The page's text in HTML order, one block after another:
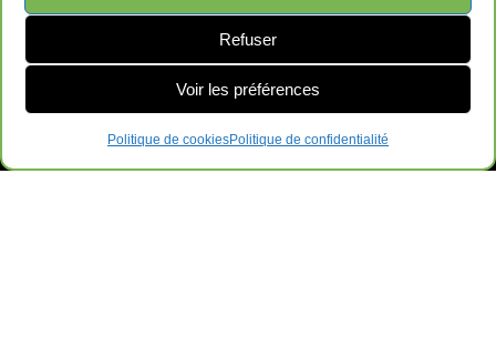
Refuser
Voir les préférences
Politique de cookiesPolitique de confidentialité